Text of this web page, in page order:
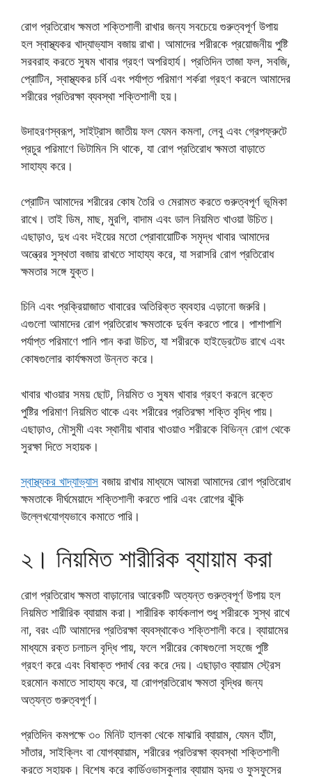
রোগ প্রতিরোধ ক্ষমতা শক্তিশালী রাখার জন্য সবচেয়ে গুরুত্বপূর্ণ উপায়
হল স্বাস্থ্যকর খাদ্যাভ্যাস বজায় রাখা। আমাদের শরীরকে প্রয়োজনীয় পুষ্টি
সরবরাহ করতে সুষম খাবার গ্রহণ অপরিহার্য। প্রতিদিন তাজা ফল, সবজি,
প্রোটিন, স্বাস্থ্যকর চর্বি এবং পর্যাপ্ত পরিমাণ শর্করা গ্রহণ করলে আমাদের
শরীরের প্রতিরক্ষা ব্যবস্থা শক্তিশালী হয়।
উদাহরণস্বরূপ, সাইট্রাস জাতীয় ফল যেমন কমলা, লেবু এবং গ্রেপফ্রুটে
প্রচুর পরিমাণে ভিটামিন সি থাকে, যা রোগ প্রতিরোধ ক্ষমতা বাড়াতে
সাহায্য করে।
প্রোটিন আমাদের শরীরের কোষ তৈরি ও মেরামত করতে গুরুত্বপূর্ণ ভূমিকা
রাখে। তাই ডিম, মাছ, মুরগি, বাদাম এবং ডাল নিয়মিত খাওয়া উচিত।
এছাড়াও, দুধ এবং দইয়ের মতো প্রোবায়োটিক সমৃদ্ধ খাবার আমাদের
অন্ত্রের সুস্থতা বজায় রাখতে সাহায্য করে, যা সরাসরি রোগ প্রতিরোধ
ক্ষমতার সঙ্গে যুক্ত।
চিনি এবং প্রক্রিয়াজাত খাবারের অতিরিক্ত ব্যবহার এড়ানো জরুরি।
এগুলো আমাদের রোগ প্রতিরোধ ক্ষমতাকে দুর্বল করতে পারে। পাশাপাশি
পর্যাপ্ত পরিমাণে পানি পান করা উচিত, যা শরীরকে হাইড্রেটেড রাখে এবং
কোষগুলোর কার্যক্ষমতা উন্নত করে।
খাবার খাওয়ার সময় ছোট, নিয়মিত ও সুষম খাবার গ্রহণ করলে রক্তে
পুষ্টির পরিমাণ নিয়মিত থাকে এবং শরীরের প্রতিরক্ষা শক্তি বৃদ্ধি পায়।
এছাড়াও, মৌসুমী এবং স্থানীয় খাবার খাওয়াও শরীরকে বিভিন্ন রোগ থেকে
সুরক্ষা দিতে সহায়ক।
স্বাস্থ্যকর খাদ্যাভ্যাস বজায় রাখার মাধ্যমে আমরা আমাদের রোগ প্রতিরোধ
ক্ষমতাকে দীর্ঘমেয়াদে শক্তিশালী করতে পারি এবং রোগের ঝুঁকি
উল্লেখযোগ্যভাবে কমাতে পারি।
২। নিয়মিত শারীরিক ব্যায়াম করা
রোগ প্রতিরোধ ক্ষমতা বাড়ানোর আরেকটি অত্যন্ত গুরুত্বপূর্ণ উপায় হল
নিয়মিত শারীরিক ব্যায়াম করা। শারীরিক কার্যকলাপ শুধু শরীরকে সুস্থ রাখে
না, বরং এটি আমাদের প্রতিরক্ষা ব্যবস্থাকেও শক্তিশালী করে। ব্যায়ামের
মাধ্যমে রক্ত চলাচল বৃদ্ধি পায়, ফলে শরীরের কোষগুলো সহজে পুষ্টি
গ্রহণ করে এবং বিষাক্ত পদার্থ বের করে দেয়। এছাড়াও ব্যায়াম স্ট্রেস
হরমোন কমাতে সাহায্য করে, যা রোগপ্রতিরোধ ক্ষমতা বৃদ্ধির জন্য
অত্যন্ত গুরুত্বপূর্ণ।
প্রতিদিন কমপক্ষে ৩০ মিনিট হালকা থেকে মাঝারি ব্যায়াম, যেমন হাঁটা,
সাঁতার, সাইক্লিং বা যোগব্যায়াম, শরীরের প্রতিরক্ষা ব্যবস্থা শক্তিশালী
করতে সহায়ক। বিশেষ করে কার্ডিওভাসকুলার ব্যায়াম হৃদয় ও ফুসফুসের